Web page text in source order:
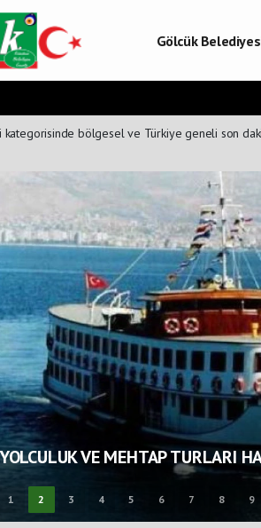
Gölcük
bölgesel ve Türkiye geneli son
BU SEFER BABALAR İÇİN
1 2 3 4 5 6 7 8 9